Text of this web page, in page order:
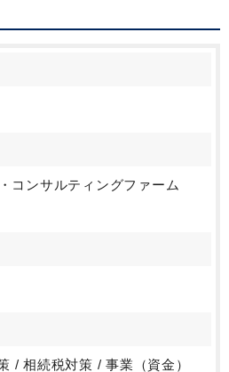
コンサルティングファーム
/ 相続税対策 / 事業（資金）